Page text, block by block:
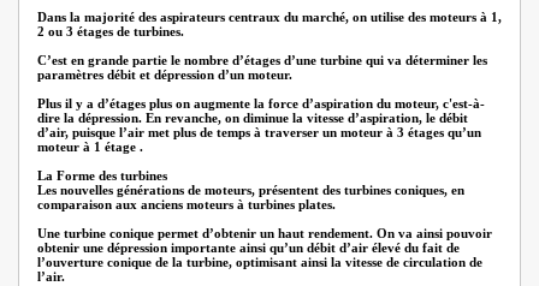
Dans la majorité des aspirateurs centraux du marché, on utilise des moteurs à 1,
2 ou 3 étages de turbines.
C’est en grande partie le nombre d’étages d’une turbine qui va déterminer les
paramètres débit et dépression d’un moteur.
Plus il y a d’étages plus on augmente la force d’aspiration du moteur, c'est-à-
dire la dépression. En revanche, on diminue la vitesse d’aspiration, le débit
d’air, puisque l’air met plus de temps à traverser un moteur à 3 étages qu’un
moteur à 1 étage .
La Forme des turbines
Les nouvelles générations de moteurs, présentent des turbines coniques, en
comparaison aux anciens moteurs à turbines plates.
Une turbine conique permet d’obtenir un haut rendement. On va ainsi pouvoir
obtenir une dépression importante ainsi qu’un débit d’air élevé du fait de
l’ouverture conique de la turbine, optimisant ainsi la vitesse de circulation de
l’air.